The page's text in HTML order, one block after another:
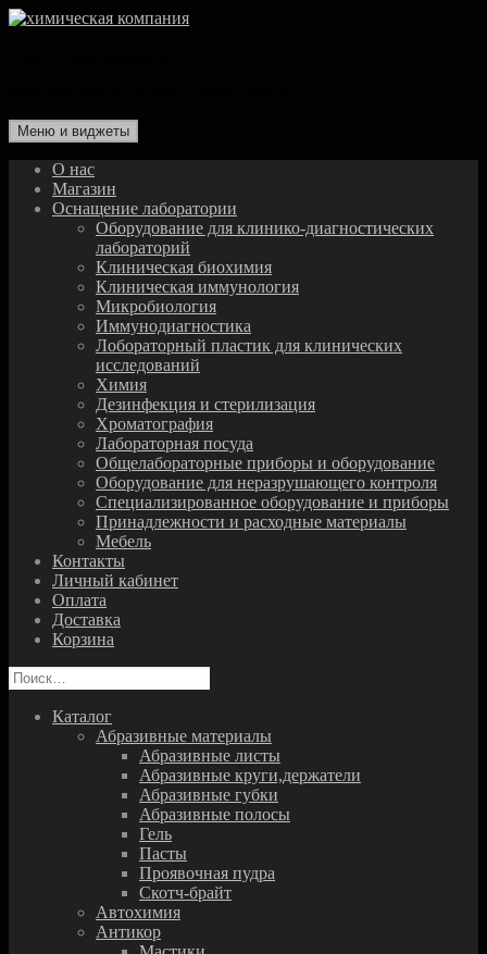
Перейти
Меню и виджеты
О нас
Магазин
Оснащение лаборатории
Оборудование для клинико-диагностических
лабораторий
Клиническая биохимия
Клиническая иммунология
Микробиология
Иммунодиагностика
Лобораторный пластик для клинических
исследований
Химия
Дезинфекция и стерилизация
Хроматография
Лабораторная посуда
Общелабораторные приборы и оборудование
Оборудование для неразрушающего контроля
Специализированное оборудование и приборы
Принадлежности и расходные материалы
Мебель
Контакты
Личный кабинет
Оплата
Доставка
Корзина
Найти:
Каталог
Абразивные материалы
Абразивные листы
Абразивные круги,держатели
Абразивные губки
Абразивные полосы
Гель
Пасты
Проявочная пудра
Скотч-брайт
Автохимия
Антикор